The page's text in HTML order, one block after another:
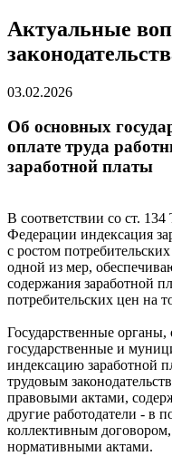
Актуальные
03.02.2026
Об основных
оплате труда
заработной платы
В соответствии со ст. 134
Федерации индексация
с ростом
одной из мер,
содержания заработной
потребительских цен на
Государственные
государственные и
индексацию заработной
трудовым
правовыми актами,
другие работодатели - в
коллективным
нормативными актами.